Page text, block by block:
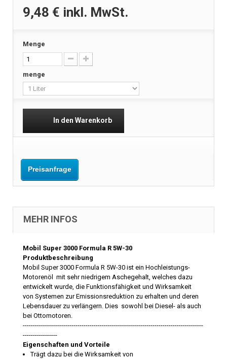
9,48 € inkl. MwSt.
Menge
menge
In den Warenkorb
Preisanfrage
MEHR INFOS
Mobil Super 3000 Formula R 5W-30
Produktbeschreibung
Mobil Super 3000 Formula R 5W-30 ist ein Hochleistungs-
Motorenöl mit sehr niedrigem Aschegehalt, welches dazu
entwickelt wurde, die Funktionsfähigkeit und Wirksamkeit
von Systemen zur Emissionsreduktion zu erhalten und deren
Lebensdauer zu verlängern. Dies sowohl bei Diesel- als auch
bei Ottomotoren.
-----------------------------------------------------------------------------------------
-----------------
Eigenschaften und Vorteile
Trägt dazu bei die Wirksamkeit von